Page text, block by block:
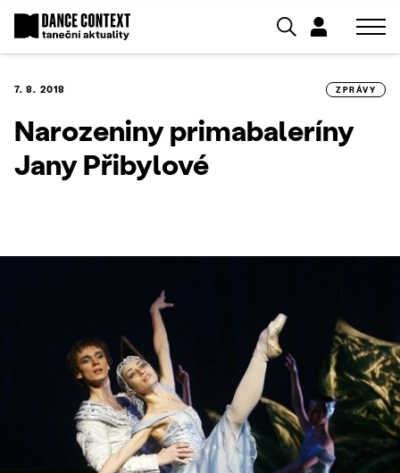
7. 8. 2018 ZPRÁVY
Narozeniny primabaleríny
Jany Přibylové